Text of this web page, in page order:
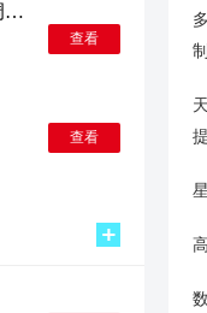
知音调音器(乐器调音工具) 安卓版
查看
查看